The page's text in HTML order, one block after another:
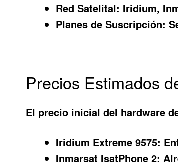
Red Satelital: Iridium,
Planes de Suscripción:
Precios Estimados
El precio inicial del hardware
Iridium Extreme 9575:
Inmarsat IsatPhone 2: